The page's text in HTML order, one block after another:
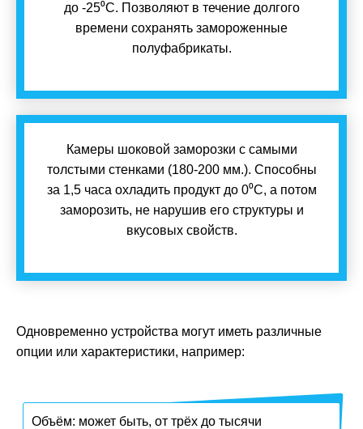
до -25⁰С. Позволяют в течение долгого
времени сохранять замороженные
полуфабрикаты.
Камеры шоковой заморозки с самыми
толстыми стенками (180-200 мм.). Способны
за 1,5 часа охладить продукт до 0⁰С, а потом
заморозить, не нарушив его структуры и
вкусовых свойств.
Одновременно устройства могут иметь различные
опции или характеристики, например:
Объём: может быть, от трёх до тысячи